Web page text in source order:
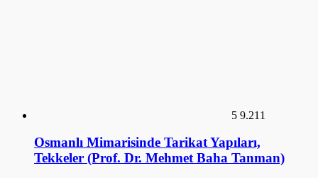
İlk Osmanlı Sarayları ve Topkapı Sarayı (Doç.
GALERİ